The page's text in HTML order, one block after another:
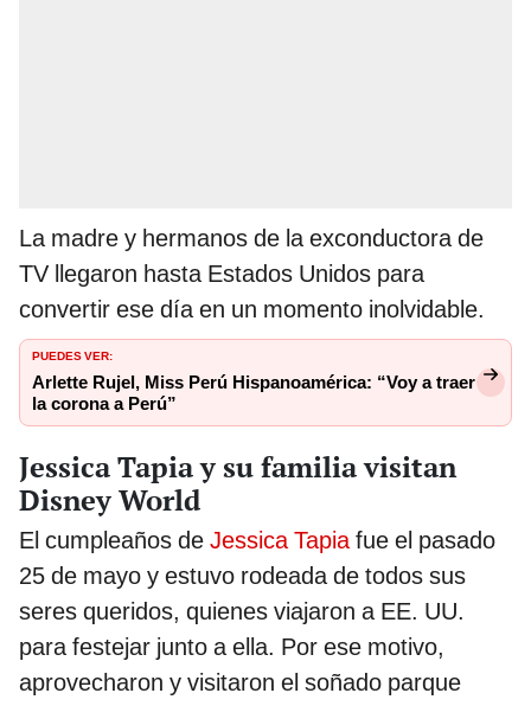
La madre y hermanos de la exconductora de
TV llegaron hasta Estados Unidos para
convertir ese día en un momento inolvidable.
PUEDES VER:
Arlette Rujel, Miss Perú Hispanoamérica: “Voy a traer
la corona a Perú”
Jessica Tapia y su familia visitan
Disney World
El cumpleaños de Jessica Tapiafue el pasado
25 de mayo y estuvo rodeada de todos sus
seres queridos, quienes viajaron a EE. UU.
para festejar junto a ella. Por ese motivo,
aprovecharon y visitaron el soñado parque